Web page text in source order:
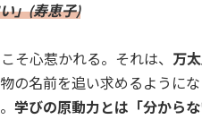
」(寿恵子)
そ心惹かれる。それは、 万
の名前を追い求めるように
学びの原動力とは「分から